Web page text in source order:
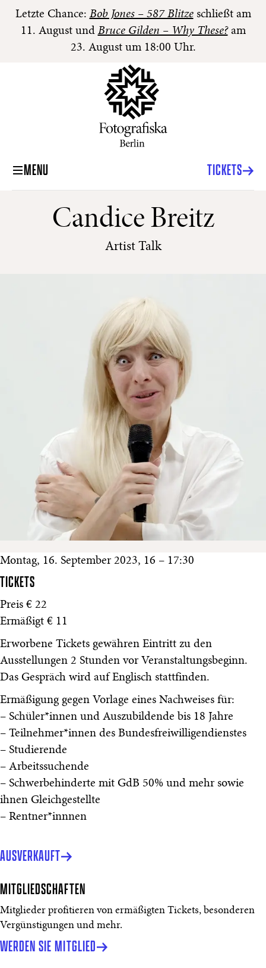
Letzte Chance: Bob Jones – 587 Blitzeschließt am
11. August und Bruce Gilden – Why These?am
23. August um 18:00 Uhr.
MENU TICKETS
Candice Breitz
Artist Talk
Montag, 16. September 2023, 16 – 17:30
TICKETS
Preis € 22
Ermäßigt € 11
Erworbene Tickets gewähren Eintritt zu den
Ausstellungen 2 Stunden vor Veranstaltungsbeginn.
Das Gespräch wird auf Englisch stattfinden.
Ermäßigung gegen Vorlage eines Nachweises für:
– Schüler*innen und Auszubildende bis 18 Jahre
– Teilnehmer*innen des Bundesfreiwilligendienstes
– Studierende
– Arbeitssuchende
– Schwerbehinderte mit GdB 50% und mehr sowie
ihnen Gleichgestellte
– Rentner*innnen
AUSVERKAUFT
MITGLIEDSCHAFTEN
Mitglieder profitieren von ermäßigten Tickets, besonderen
Vergünstigungen und mehr.
WERDEN SIE MITGLIED